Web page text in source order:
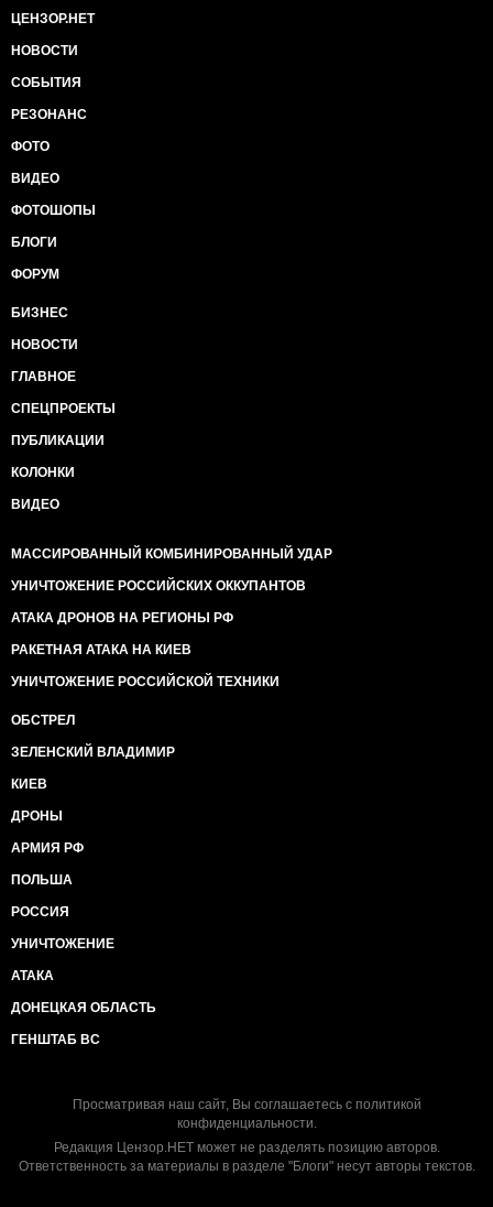
ЦЕНЗОР.НЕТ
НОВОСТИ
СОБЫТИЯ
РЕЗОНАНС
ФОТО
ВИДЕО
ФОТОШОПЫ
БЛОГИ
ФОРУМ
БИЗНЕС
НОВОСТИ
ГЛАВНОЕ
СПЕЦПРОЕКТЫ
ПУБЛИКАЦИИ
КОЛОНКИ
ВИДЕО
МАССИРОВАННЫЙ КОМБИНИРОВАННЫЙ УДАР
УНИЧТОЖЕНИЕ РОССИЙСКИХ ОККУПАНТОВ
АТАКА ДРОНОВ НА РЕГИОНЫ РФ
РАКЕТНАЯ АТАКА НА КИЕВ
УНИЧТОЖЕНИЕ РОССИЙСКОЙ ТЕХНИКИ
ОБСТРЕЛ
ЗЕЛЕНСКИЙ ВЛАДИМИР
КИЕВ
ДРОНЫ
АРМИЯ РФ
ПОЛЬША
РОССИЯ
УНИЧТОЖЕНИЕ
АТАКА
ДОНЕЦКАЯ ОБЛАСТЬ
ГЕНШТАБ ВС
Просматривая наш сайт, Вы соглашаетесь с политикой
конфиденциальности.
Редакция Цензор.НЕТ может не разделять позицию авторов.
Ответственность за материалы в разделе "Блоги" несут авторы текстов.